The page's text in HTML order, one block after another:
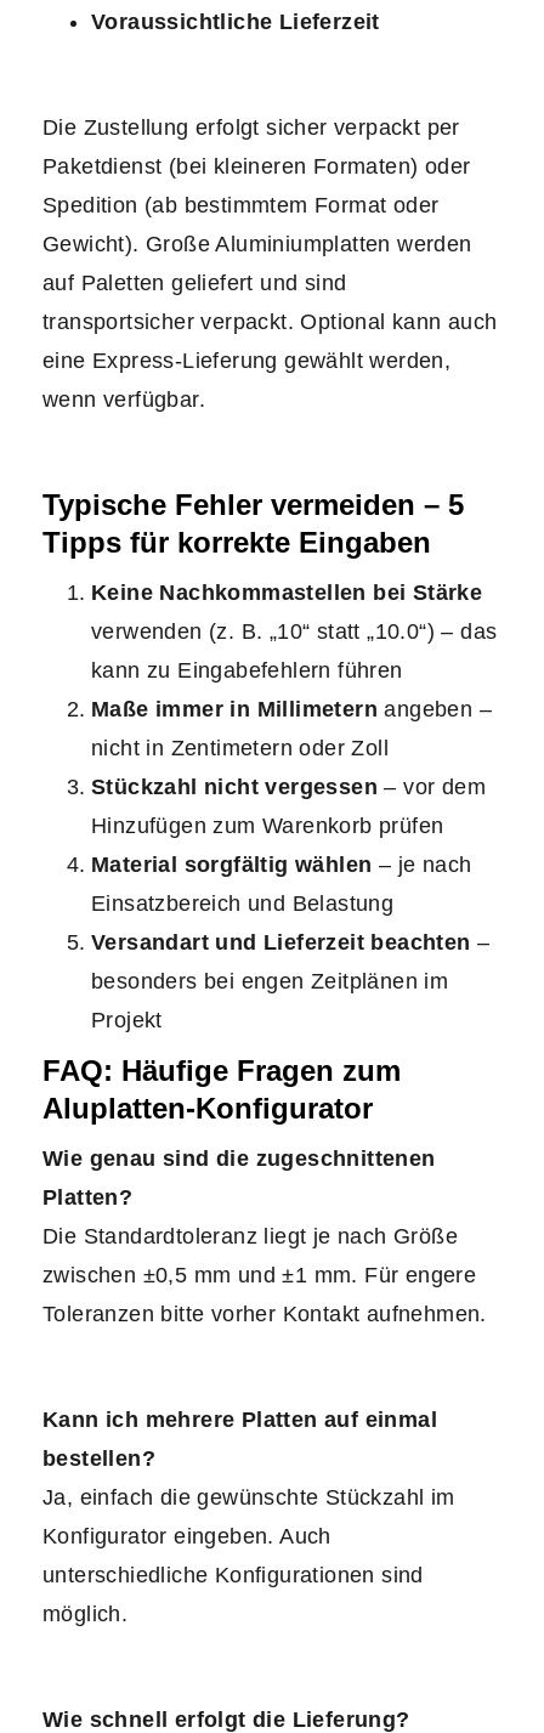
Voraussichtliche Lieferzeit
Die Zustellung erfolgt sicher verpackt per
Paketdienst (bei kleineren Formaten) oder
Spedition (ab bestimmtem Format oder
Gewicht). Große Aluminiumplatten werden
auf Paletten geliefert und sind
transportsicher verpackt. Optional kann auch
eine Express-Lieferung gewählt werden,
wenn verfügbar.
Typische Fehler vermeiden – 5
Tipps für korrekte Eingaben
Keine Nachkommastellen bei Stärke
verwenden (z. B. „10“ statt „10.0“) – das
kann zu Eingabefehlern führen
Maße immer in Millimetern angeben –
nicht in Zentimetern oder Zoll
Stückzahl nicht vergessen – vor dem
Hinzufügen zum Warenkorb prüfen
Material sorgfältig wählen – je nach
Einsatzbereich und Belastung
Versandart und Lieferzeit beachten –
besonders bei engen Zeitplänen im
Projekt
FAQ: Häufige Fragen zum
Aluplatten-Konfigurator
Wie genau sind die zugeschnittenen
Platten?
Die Standardtoleranz liegt je nach Größe
zwischen ±0,5 mm und ±1 mm. Für engere
Toleranzen bitte vorher Kontakt aufnehmen.
Kann ich mehrere Platten auf einmal
bestellen?
Ja, einfach die gewünschte Stückzahl im
Konfigurator eingeben. Auch
unterschiedliche Konfigurationen sind
möglich.
Wie schnell erfolgt die Lieferung?